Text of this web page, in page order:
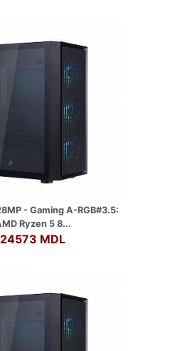
- Gaming A-RGB#3.5:
Ryzen 5 8...
24573 MDL